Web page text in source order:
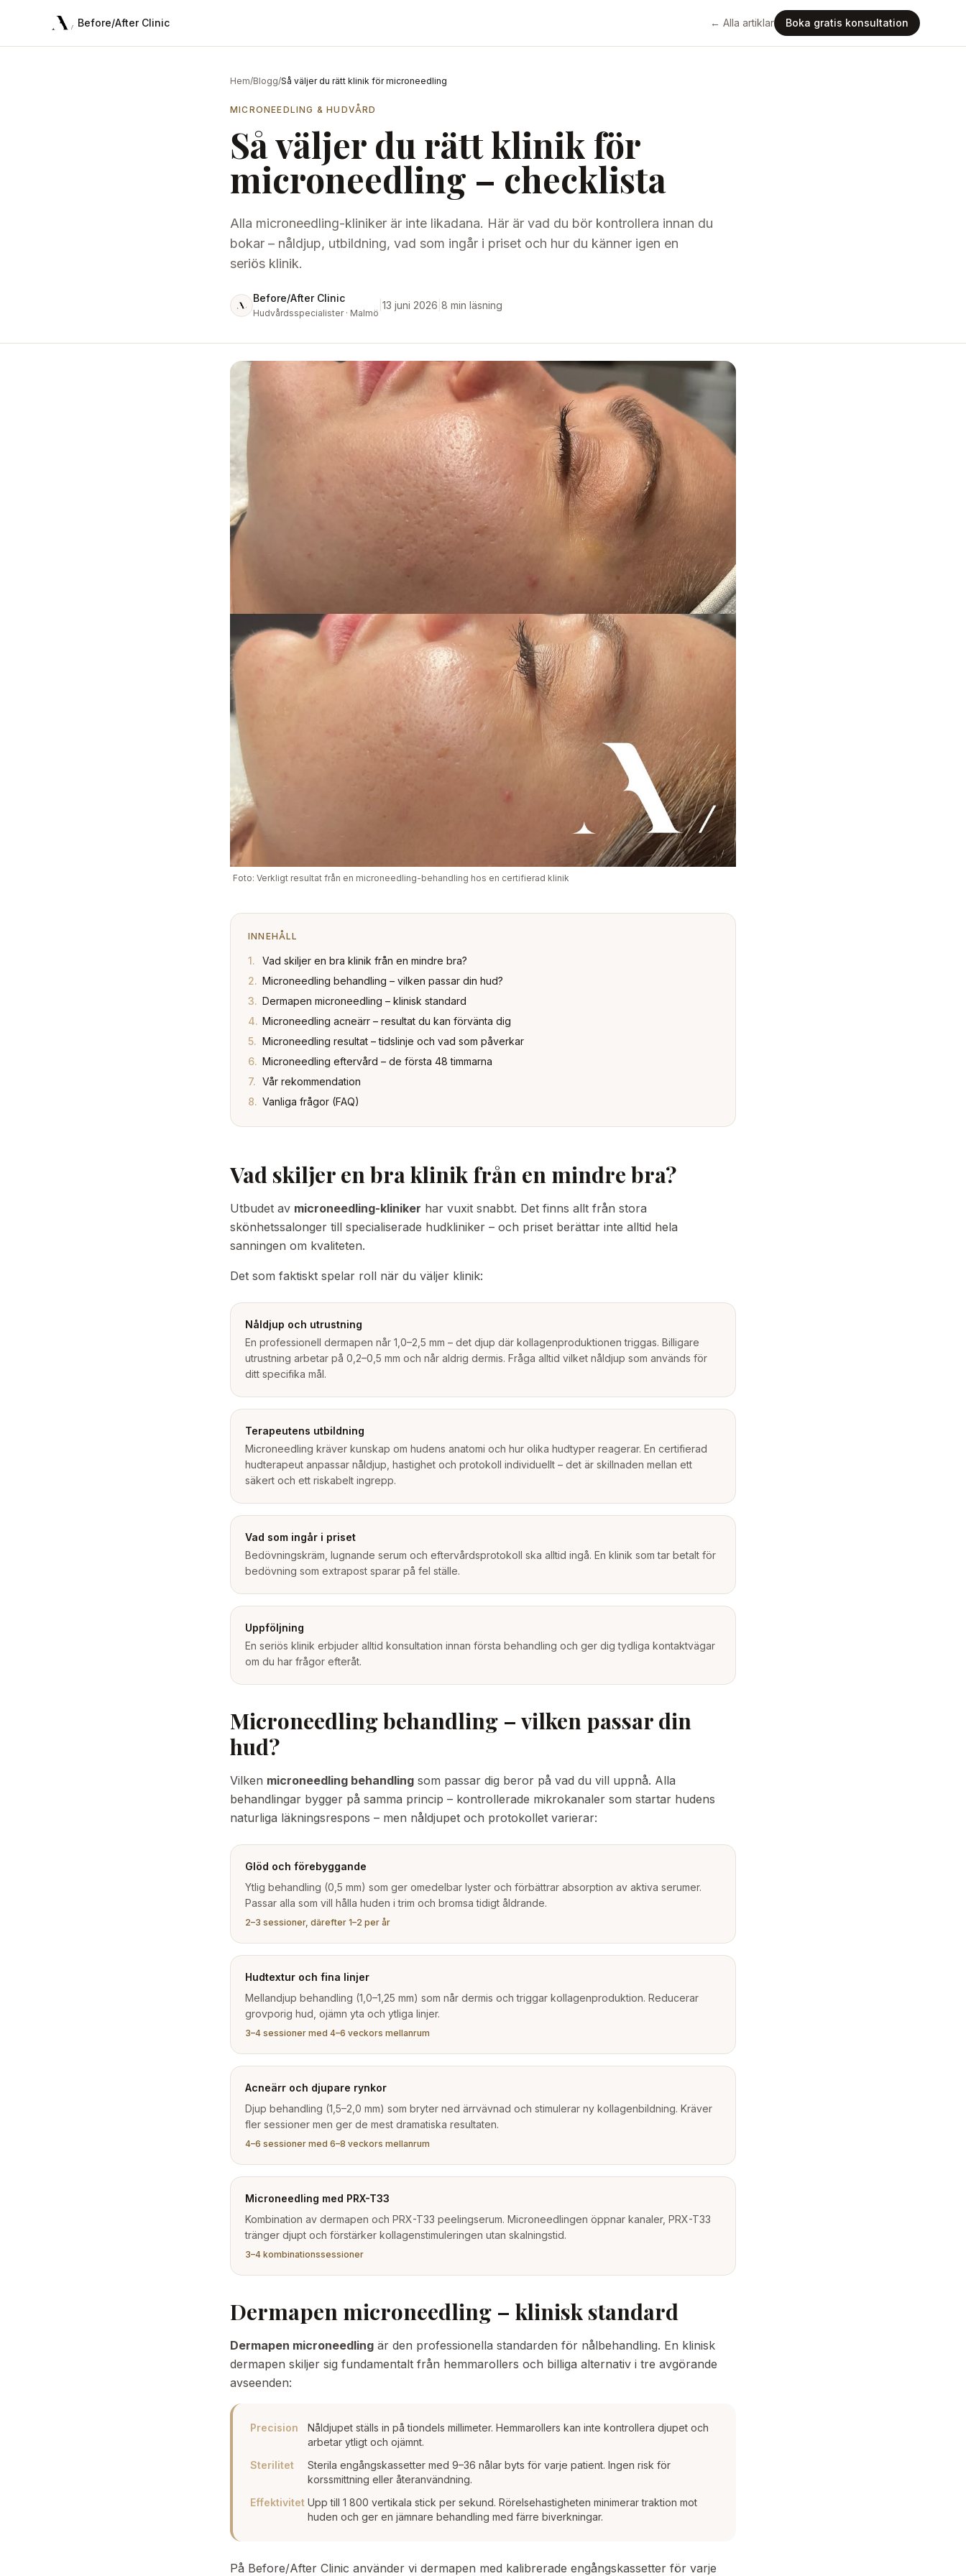
Before/After Clinic
← Alla artiklar Boka gratis konsultation
Hem/Blogg/Så väljer du rätt klinik för microneedling
MICRONEEDLING & HUDVÅRD
Så väljer du rätt klinik för
microneedling – checklista
Alla microneedling-kliniker är inte likadana. Här är vad du bör kontrollera innan du
bokar – nåldjup, utbildning, vad som ingår i priset och hur du känner igen en
seriös klinik.
Before/After Clinic
Hudvårdsspecialister · Malmö
13 juni 2026 8 min läsning
Foto: Verkligt resultat från en microneedling-behandling hos en certifierad klinik
INNEHÅLL
1.
Vad skiljer en bra klinik från en mindre bra?
2. Microneedling behandling – vilken passar din hud?
3. Dermapen microneedling – klinisk standard
4. Microneedling acneärr – resultat du kan förvänta dig
5. Microneedling resultat – tidslinje och vad som påverkar
6. Microneedling eftervård – de första 48 timmarna
7. Vår rekommendation
8. Vanliga frågor (FAQ)
Vad skiljer en bra klinik från en mindre bra?
Utbudet av microneedling-kliniker har vuxit snabbt. Det finns allt från stora
skönhetssalonger till specialiserade hudkliniker – och priset berättar inte alltid hela
sanningen om kvaliteten.
Det som faktiskt spelar roll när du väljer klinik:
Nåldjup och utrustning
En professionell dermapen når 1,0–2,5 mm – det djup där kollagenproduktionen triggas. Billigare
utrustning arbetar på 0,2–0,5 mm och når aldrig dermis. Fråga alltid vilket nåldjup som används för
ditt specifika mål.
Terapeutens utbildning
Microneedling kräver kunskap om hudens anatomi och hur olika hudtyper reagerar. En certifierad
hudterapeut anpassar nåldjup, hastighet och protokoll individuellt – det är skillnaden mellan ett
säkert och ett riskabelt ingrepp.
Vad som ingår i priset
Bedövningskräm, lugnande serum och eftervårdsprotokoll ska alltid ingå. En klinik som tar betalt för
bedövning som extrapost sparar på fel ställe.
Uppföljning
En seriös klinik erbjuder alltid konsultation innan första behandling och ger dig tydliga kontaktvägar
om du har frågor efteråt.
Microneedling behandling – vilken passar din
hud?
Vilken microneedling behandling som passar dig beror på vad du vill uppnå. Alla
behandlingar bygger på samma princip – kontrollerade mikrokanaler som startar hudens
naturliga läkningsrespons – men nåldjupet och protokollet varierar:
Glöd och förebyggande
Ytlig behandling (0,5 mm) som ger omedelbar lyster och förbättrar absorption av aktiva serumer.
Passar alla som vill hålla huden i trim och bromsa tidigt åldrande.
2–3 sessioner, därefter 1–2 per år
Hudtextur och fina linjer
Mellandjup behandling (1,0–1,25 mm) som når dermis och triggar kollagenproduktion. Reducerar
grovporig hud, ojämn yta och ytliga linjer.
3–4 sessioner med 4–6 veckors mellanrum
Acneärr och djupare rynkor
Djup behandling (1,5–2,0 mm) som bryter ned ärrvävnad och stimulerar ny kollagenbildning. Kräver
fler sessioner men ger de mest dramatiska resultaten.
4–6 sessioner med 6–8 veckors mellanrum
Microneedling med PRX-T33
Kombination av dermapen och PRX-T33 peelingserum. Microneedlingen öppnar kanaler, PRX-T33
tränger djupt och förstärker kollagenstimuleringen utan skalningstid.
3–4 kombinationssessioner
Dermapen microneedling – klinisk standard
Dermapen microneedling är den professionella standarden för nålbehandling. En klinisk
dermapen skiljer sig fundamentalt från hemmarollers och billiga alternativ i tre avgörande
avseenden:
Precision
Nåldjupet ställs in på tiondels millimeter. Hemmarollers kan inte kontrollera djupet och
arbetar ytligt och ojämnt.
Sterilitet
Sterila engångskassetter med 9–36 nålar byts för varje patient. Ingen risk för
korssmittning eller återanvändning.
Effektivitet Upp till 1 800 vertikala stick per sekund. Rörelsehastigheten minimerar traktion mot
huden och ger en jämnare behandling med färre biverkningar.
På Before/After Clinic använder vi dermapen med kalibrerade engångskassetter för varje